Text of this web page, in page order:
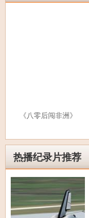
《八零后闯非洲》
热播纪录片推荐